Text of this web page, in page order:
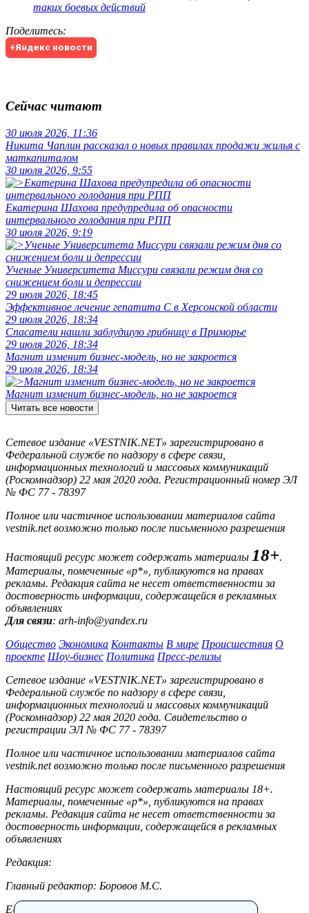
таких боевых действий
Поделитесь:
+Яндекс новости
Сейчас читают
30 июля 2026, 11:36
Никита Чаплин рассказал о новых правилах продажи жилья с
маткапиталом
30 июля 2026, 9:55
Екатерина Шахова предупредила об опасности
интервального голодания при РПП
30 июля 2026, 9:19
Ученые Университета Миссури связали режим дня со
снижением боли и депрессии
29 июля 2026, 18:45
Эффективное лечение гепатита C в Херсонской области
29 июля 2026, 18:34
Спасатели нашли заблудшую грибницу в Приморье
29 июля 2026, 18:34
Магнит изменит бизнес-модель, но не закроется
29 июля 2026, 18:34
Магнит изменит бизнес-модель, но не закроется
Читать все новости
Сетевое издание «VESTNIK.NET» зарегистрировано в
Федеральной службе по надзору в сфере связи,
информационных технологий и массовых коммуникаций
(Роскомнадзор) 22 мая 2020 года. Регистрационный номер ЭЛ
№ ФС 77 - 78397
Полное или частичное использовании материалов сайта
vestnik.net возможно только после письменного разрешения
Настоящий ресурс может содержать материалы 18+.
Материалы, помеченные «р*», публикуются на правах
рекламы. Редакция сайта не несет ответственности за
достоверность информации, содержащейся в рекламных
объявлениях
Для связи: arh-info@yandex.ru
Общество Экономика Контакты В мире Происшествия О
проекте Шоу-бизнес Политика Пресс-релизы
Сетевое издание «VESTNIK.NET» зарегистрировано в
Федеральной службе по надзору в сфере связи,
информационных технологий и массовых коммуникаций
(Роскомнадзор) 22 мая 2020 года. Свидетельство о
регистрации ЭЛ № ФС 77 - 78397
Полное или частичное использовании материалов сайта
vestnik.net возможно только после письменного разрешения
Настоящий ресурс может содержать материалы 18+.
Материалы, помеченные «р*», публикуются на правах
рекламы. Редакция сайта не несет ответственности за
достоверность информации, содержащейся в рекламных
объявлениях
Редакция:
Главный редактор: Боровов М.С.
E-mail: site@vestnik.net, reb.msk@yandex.ru